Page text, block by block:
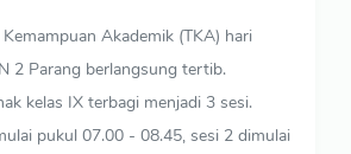
Kemampuan Akademik (TKA) hari
2 Parang berlangsung tertib.
kelas IX terbagi menjadi 3 sesi.
pukul 07.00 - 08.45, sesi 2 dimulai